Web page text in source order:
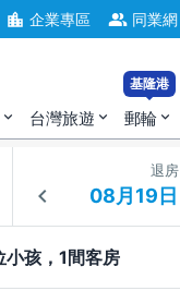
location_city 企業專區 group 同業網
expand_more 台灣旅遊 expand_more
基隆港
郵輪 expand_more
退房
孩，1間客房